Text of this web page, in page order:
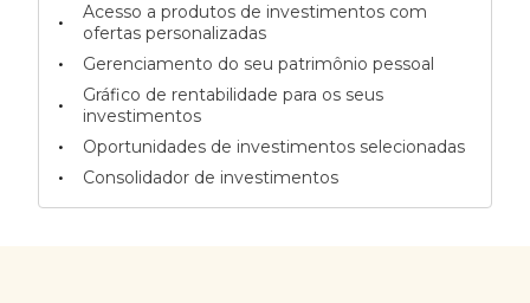
•
Acesso a produtos de investimentos com
ofertas personalizadas
• Gerenciamento do seu patrimônio pessoal
•
Gráfico de rentabilidade para os seus
investimentos
• Oportunidades de investimentos selecionadas
• Consolidador de investimentos